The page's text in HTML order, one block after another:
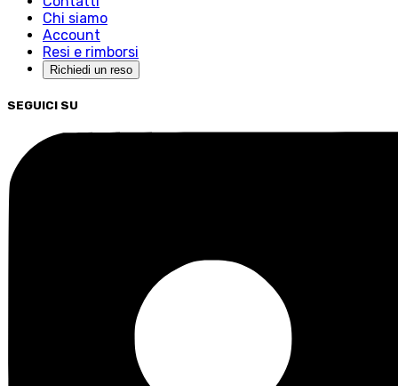
Chi siamo
Account
Resi e rimborsi
Richiedi un reso
SEGUICI SU